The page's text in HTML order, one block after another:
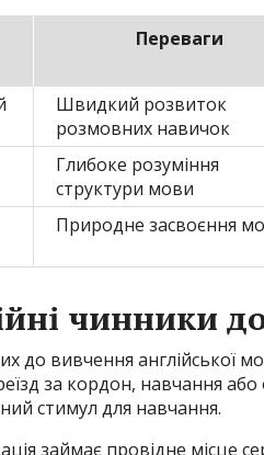
Переваги
Швидкий розвиток
розмовних навичок
Глибоке розуміння
структури мови
Природне засвоєння
чинники
до вивчення англійської
за кордон, навчання
стимул для навчання.
займає провідне місце